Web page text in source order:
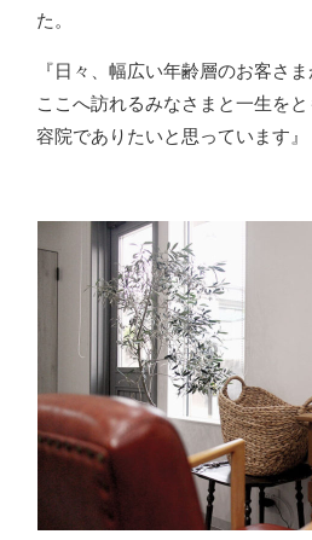
た。
『日々、幅広い年齢層のお客さ
ここへ訪れるみなさまと一生を
容院でありたいと思っています』